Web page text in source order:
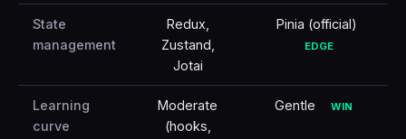
State
management
Redux,
Zustand,
Jotai
Pinia (official)
EDGE
Learning
curve
Moderate
(hooks,
Gentle WIN